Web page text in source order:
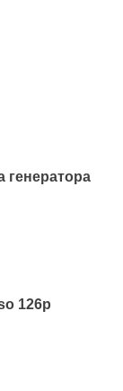
генератора
126p